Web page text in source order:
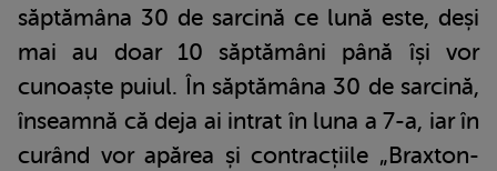
săptămâna 30 de sarcină ce lună este, deși
mai au doar 10 săptămâni până își vor
cunoaște puiul. În săptămâna 30 de sarcină,
înseamnă că deja ai intrat în luna a 7-a, iar în
curând vor apărea și contracțiile „Braxton-